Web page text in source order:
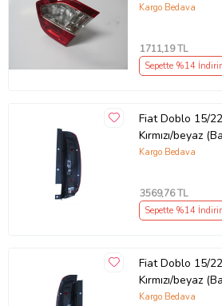
Kargo Bedava
1711,19 TL
Sepette %14
Fiat Doblo 15/
Kırmızı/beyaz
Açılan) (Mars)
Kargo Bedava
3569,76 TL
Sepette %14
Fiat Doblo 15/
Kırmızı/beyaz
Açılan) (Mars)
Kargo Bedava